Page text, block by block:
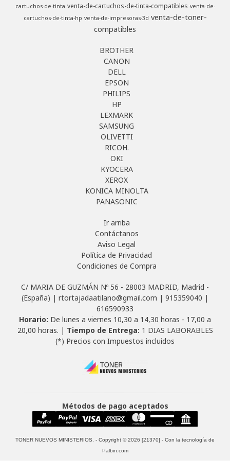
cartuchos-de-tinta venta-de-cartuchos-de-tinta-compatibles venta-de-
cartuchos-de-tinta-hp venta-de-impresoras-3d venta-de-toner-
compatibles
BROTHER
CANON
DELL
EPSON
PHILIPS
HP
LEXMARK
SAMSUNG
OLIVETTI
RICOH.
OKI
KYOCERA
XEROX
KONICA MINOLTA
PANASONIC
Ir arriba
Contáctanos
Aviso Legal
Política de Privacidad
Condiciones de Compra
C/ MARIA DE GUZMÁN Nº 56 - 28003 MADRID, Madrid -
(España) | rtortajadaatilano@gmail.com | 915359040 |
616590933
Horario: De lunes a viernes 10,30 a 14,30 horas - 17,00 a
20,00 horas. | Tiempo de Entrega: 1 DIAS LABORABLES
(*) Precios con Impuestos incluidos
Métodos de pago aceptados
TONER NUEVOS MINISTERIOS. - Copyright © 2026 [21370] - Con la tecnología de
Palbin.com